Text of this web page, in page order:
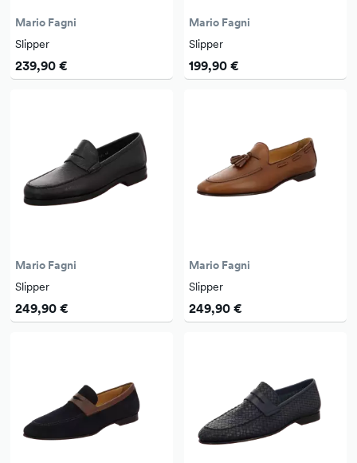
Mario Fagni
Slipper
239,90 €
Mario Fagni
Slipper
199,90 €
Mario Fagni
Slipper
249,90 €
Mario Fagni
Slipper
249,90 €